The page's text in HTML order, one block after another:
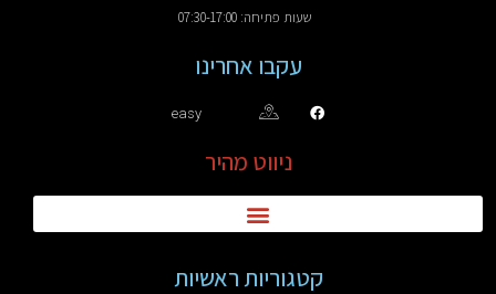
שעות פתיחה: 07:30-17:00
עקבו אחרינו
easy
ניווט מהיר
קטגוריות ראשיות